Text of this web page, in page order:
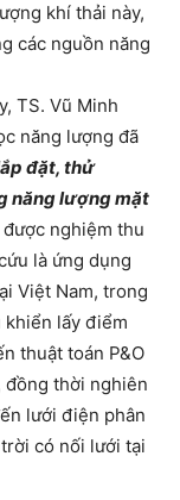
khí thải này,
các nguồn năng
TS. Vũ Minh
năng lượng đã
đặt, thử
năng lượng mặt
được nghiệm thu
là ứng dụng
Việt Nam, trong
lấy điểm
thuật toán P&O
đồng thời nghiên
lưới điện phân
có nối lưới tại